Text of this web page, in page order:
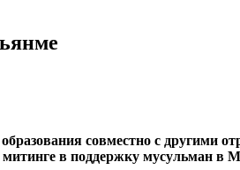
совместно с
в поддержку мусульман в